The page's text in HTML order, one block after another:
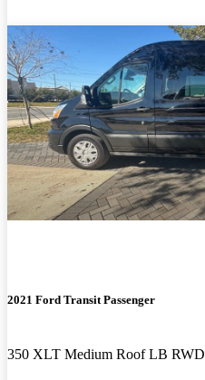
2021 Ford Transit Passenger
350 XLT Medium Roof LB RWD